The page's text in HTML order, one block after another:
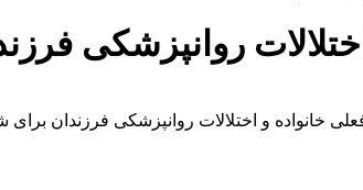
روانپزشکی